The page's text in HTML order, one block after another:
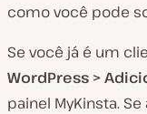
como você pode
Se você já é um
WordPress >
painel MyKinsta.